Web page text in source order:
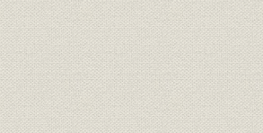
役員 歴代役員
役員 役員在任期間一覧表